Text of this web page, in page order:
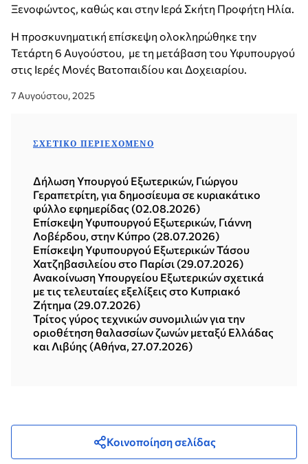
Ξενοφώντος, καθώς και στην Ιερά Σκήτη Προφήτη Ηλία.
Η προσκυνηματική επίσκεψη ολοκληρώθηκε την
Τετάρτη 6 Αυγούστου, με τη μετάβαση του Υφυπουργού
στις Ιερές Μονές Βατοπαιδίου και Δοχειαρίου.
7 Αυγούστου, 2025
ΣΧΕΤΙΚΌ ΠΕΡΙΕΧΌΜΕΝΟ
Δήλωση Υπουργού Εξωτερικών, Γιώργου
Γεραπετρίτη, για δημοσίευμα σε κυριακάτικο
φύλλο εφημερίδας (02.08.2026)
Επίσκεψη Υφυπουργού Εξωτερικών, Γιάννη
Λοβέρδου, στην Κύπρο (28.07.2026)
Επίσκεψη Υφυπουργού Εξωτερικών Τάσου
Χατζηβασιλείου στο Παρίσι (29.07.2026)
Ανακοίνωση Υπουργείου Εξωτερικών σχετικά
με τις τελευταίες εξελίξεις στο Κυπριακό
Ζήτημα (29.07.2026)
Τρίτος γύρος τεχνικών συνομιλιών για την
οριοθέτηση θαλασσίων ζωνών μεταξύ Ελλάδας
και Λιβύης (Αθήνα, 27.07.2026)
Κοινοποίηση σελίδας